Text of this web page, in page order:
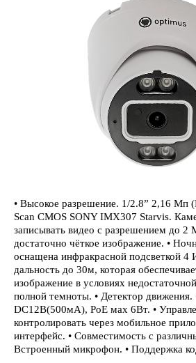
• Высокое разрешение. 1/2.8” 2,16 Мп
Scan CMOS SONY IMX307 Starvis.
записывать видео с разрешением до 2
достаточно чёткое изображение. •
оснащена инфракрасной подсветкой 4
дальность до 30м, которая
изображение в условиях
полной темноты. • Детектор движения.
DC12В(500мА), PoE мах 6Вт. •
контролировать через мобильное
интерфейс. • Совместимость с
Встроенный микрофон. • Поддержка